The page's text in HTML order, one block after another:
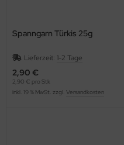
Spanngarn Türkis 25g
Lieferzeit: 1-2 Tage
2,90 €
2,90 € pro Stk
inkl. 19 % MwSt. zzgl. Versandkosten